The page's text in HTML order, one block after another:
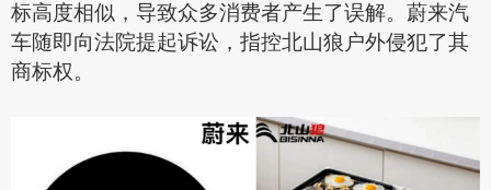
标高度相似，导致众多消费者产生了误解。蔚来汽
车随即向法院提起诉讼，指控北山狼户外侵犯了其
商标权。